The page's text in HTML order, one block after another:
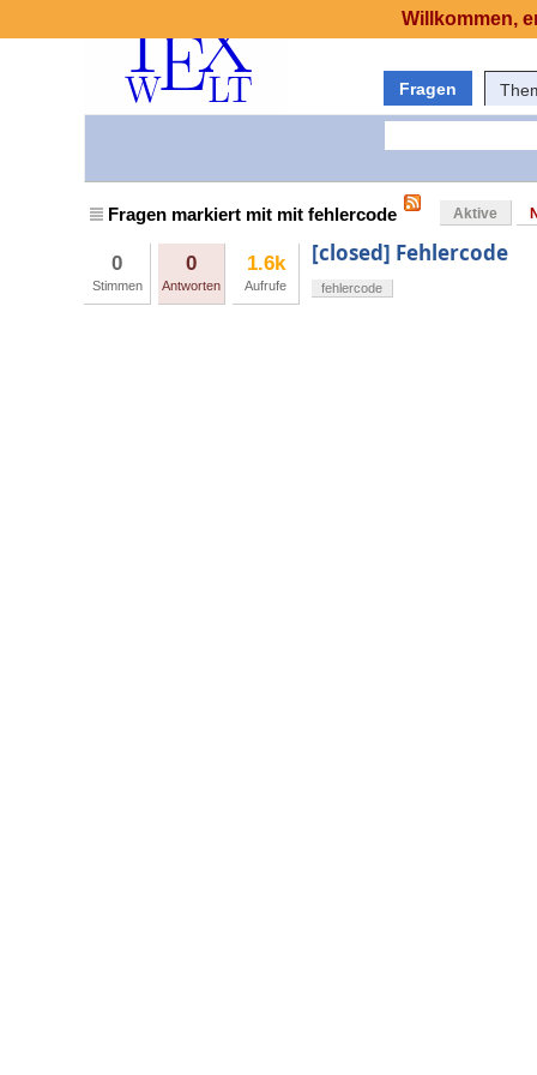
Fragen
Fragen markiert mit mit fehlercode Aktive
0
Stimmen
0
Antworten
1.6k
Aufrufe
[closed] Fehlercode
fehlercode
Willkommen,